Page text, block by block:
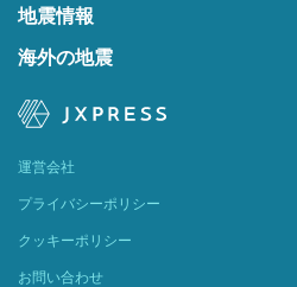
地震情報
海外の地震
運営会社
プライバシーポリシー
クッキーポリシー
お問い合わせ